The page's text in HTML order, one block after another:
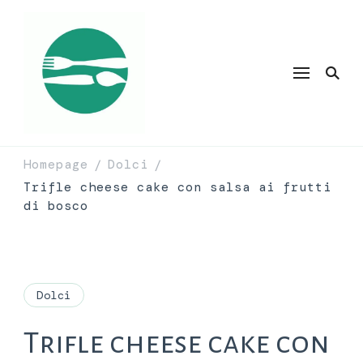
Homepage / Dolci /
Trifle cheese cake con salsa ai frutti
di bosco
Dolci
Trifle cheese cake con